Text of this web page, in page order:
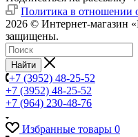
Политика в отношении
2026 © Интернет-магазин
защищены.
Найти
+7 (3952) 48-25-52
+7 (3952) 48-25-52
+7 (964) 230-48-76
Избранные товары 0